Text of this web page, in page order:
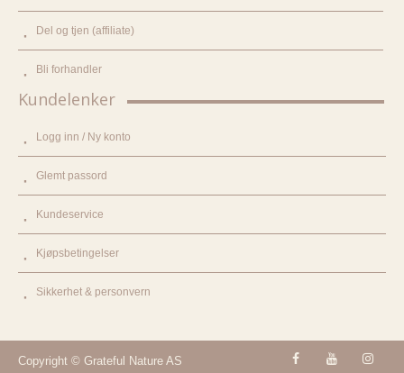
Del og tjen (affiliate)
Bli forhandler
Kundelenker
Logg inn / Ny konto
Glemt passord
Kundeservice
Kjøpsbetingelser
Sikkerhet & personvern
Copyright © Grateful Nature AS